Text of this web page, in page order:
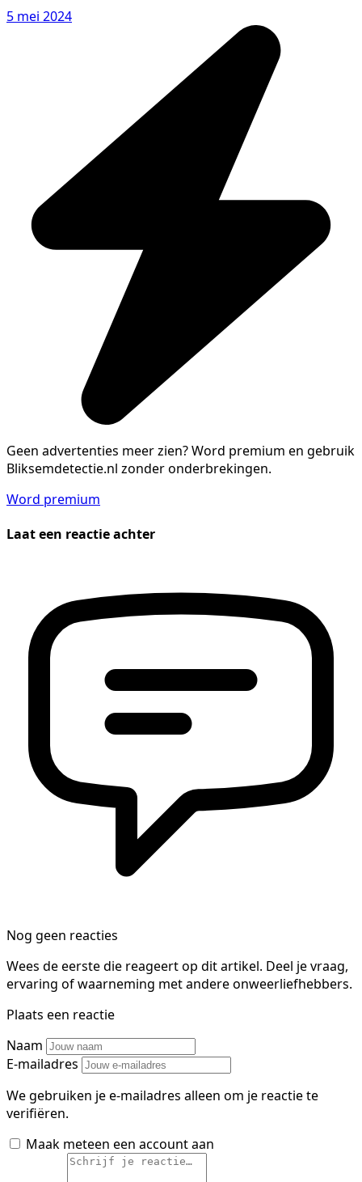
5 mei 2024
Geen advertenties meer zien?Word premium en gebruik
Bliksemdetectie.nl zonder onderbrekingen.
Word premium
Laat een reactie achter
Nog geen reacties
Wees de eerste die reageert op dit artikel. Deel je vraag,
ervaring of waarneming met andere onweerliefhebbers.
Plaats een reactie
Naam
E-mailadres
We gebruiken je e-mailadres alleen om je reactie te
verifiëren.
Maak meteen een account aan